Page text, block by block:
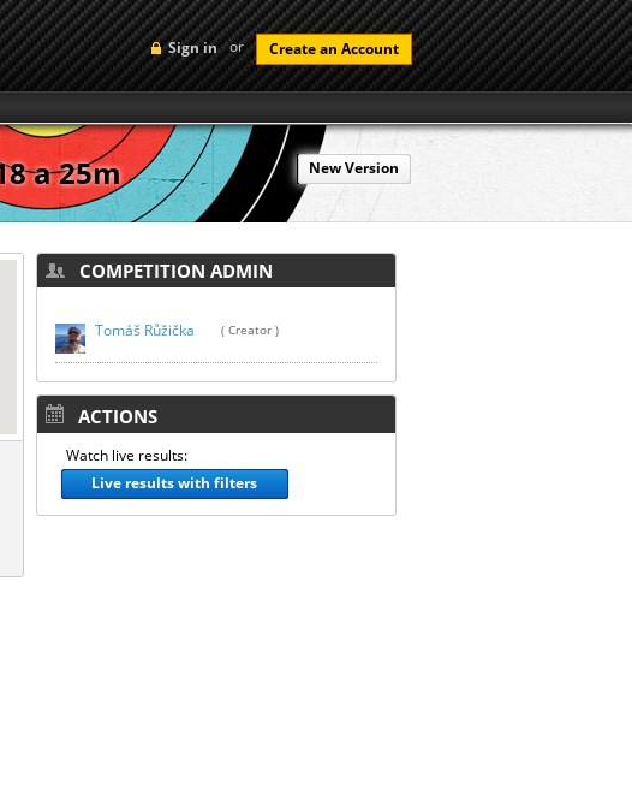
Sign in or Create an Account
a 25m New Version
COMPETITION ADMIN
Tomáš Růžička ( Creator )
ACTIONS
Watch live results:
Live results with filters